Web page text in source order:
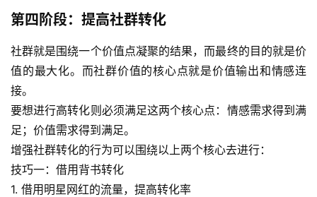
第四阶段：提高社群转化
社群就是围绕一个价值点凝聚的结果，而最终的目的就是价
值的最大化。而社群价值的核心点就是价值输出和情感连
接。
要想进行高转化则必须满足这两个核心点：情感需求得到满
足；价值需求得到满足。
增强社群转化的行为可以围绕以上两个核心去进行：
技巧一：借用背书转化
1. 借用明星网红的流量，提高转化率